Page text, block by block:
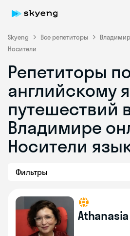
Skyeng Все репетиторы Владимир
Носители
Репетиторы
английскому
путешествий
Владимире
Носители
Фильтры
Athanasia
Skyeng Chat
online